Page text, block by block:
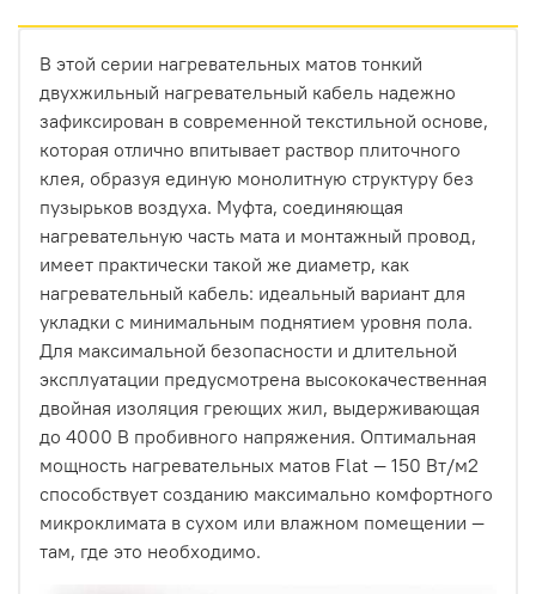
В этой серии нагревательных матов тонкий
двухжильный нагревательный кабель надежно
зафиксирован в современной текстильной основе,
которая отлично впитывает раствор плиточного
клея, образуя единую монолитную структуру без
пузырьков воздуха. Муфта, соединяющая
нагревательную часть мата и монтажный провод,
имеет практически такой же диаметр, как
нагревательный кабель: идеальный вариант для
укладки с минимальным поднятием уровня пола.
Для максимальной безопасности и длительной
эксплуатации предусмотрена высококачественная
двойная изоляция греющих жил, выдерживающая
до 4000 В пробивного напряжения. Оптимальная
мощность нагревательных матов Flat — 150 Вт/м2
способствует созданию максимально комфортного
микроклимата в сухом или влажном помещении —
там, где это необходимо.